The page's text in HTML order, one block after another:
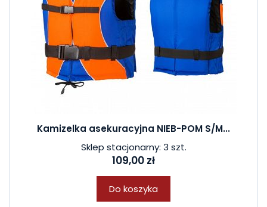
Kamizelka asekuracyjna NIEB-POM S/M...
Sklep stacjonarny: 3 szt.
109,00 zł
Do koszyka